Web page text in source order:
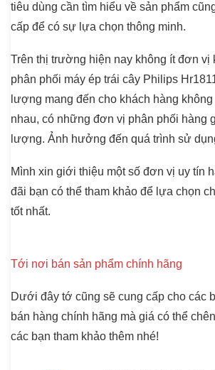
tiêu dùng cần tìm hiểu về sản phẩm
cấp để có sự lựa chọn thông minh.
Trên thị trường hiện nay không ít đơn vị
phân phối máy ép trái cây Philips
lượng mang đến cho khách hàng
nhau, có những đơn vị phân phối hàng
lượng. Ảnh hưởng đến quá trình sử
Mình xin giới thiệu một số đơn vị uy tín
đãi bạn có thể tham khảo để lựa chọn
tốt nhất.
Tới nơi bán sản phẩm chính hãng
Dưới đây tớ cũng sẽ cung cấp cho các
bán hàng chính hãng mà giá có thể
các bạn tham khảo thêm nhé!